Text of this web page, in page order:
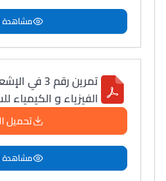
مشاهدة
تمرين رقم 3
الفيزياء و الكيمياء
تحميل
مشاهدة